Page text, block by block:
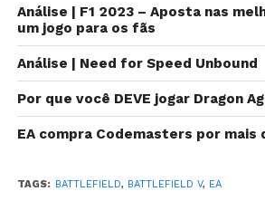
Nesta quinta-feira (30), aEA
expansão grátis será lançada para B
dos tanques de guerra.
Análise | F1 2023 – Aposta nas
um jogo para os fãs
Análise | Need for Speed Unbound
Por que você DEVE jogar Dragon
EA compra Codemasters por mais
TAGS: BATTLEFIELD, BATTLEFIELD V, EA